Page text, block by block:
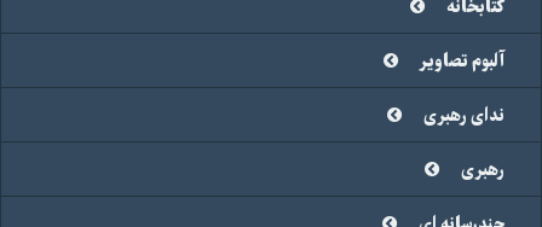
کتابخانه
آلبوم تصاویر
ندای رهبری
رهبری